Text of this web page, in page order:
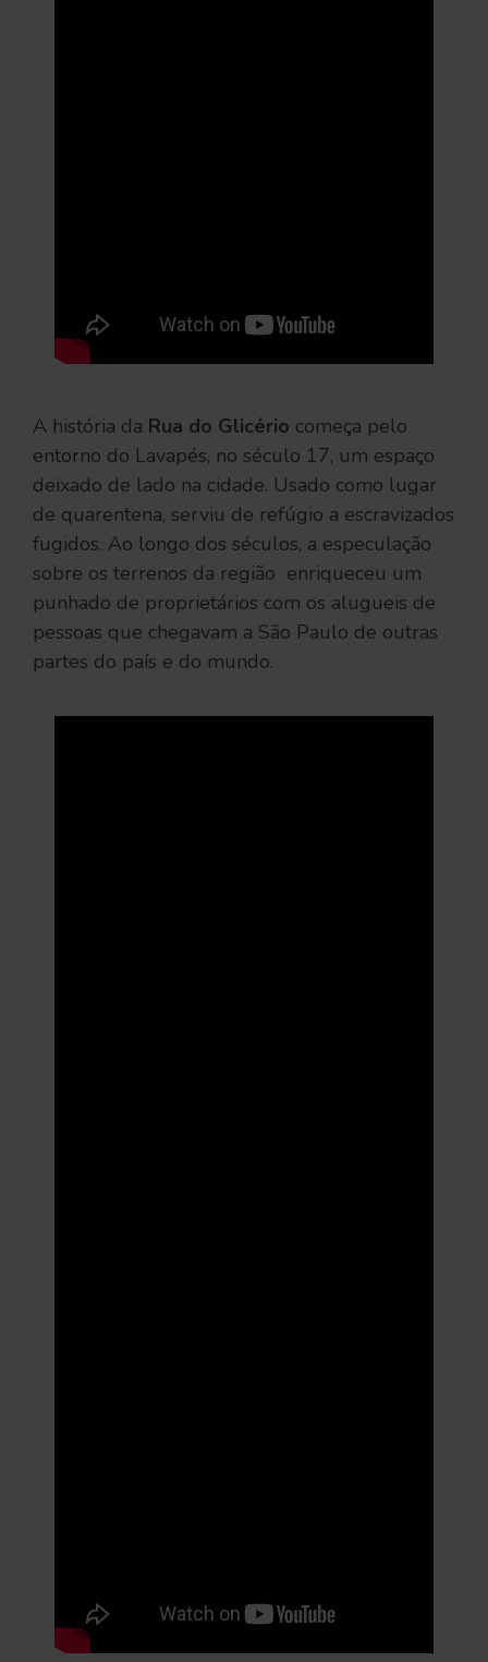
A história da Rua do Glicério começa pelo
entorno do Lavapés, no século 17, um espaço
deixado de lado na cidade. Usado como lugar
de quarentena, serviu de refúgio a escravizados
fugidos. Ao longo dos séculos, a especulação
sobre os terrenos da região enriqueceu um
punhado de proprietários com os alugueis de
pessoas que chegavam a São Paulo de outras
partes do país e do mundo.